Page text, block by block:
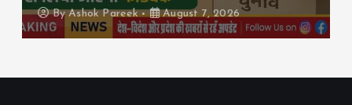
ByAshok Pareek August 7, 2026